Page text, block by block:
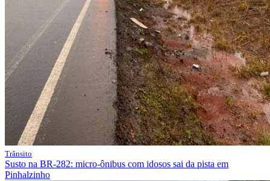
Trânsito
Susto na BR-282: micro-ônibus com idosos sai da pista em
Pinhalzinho